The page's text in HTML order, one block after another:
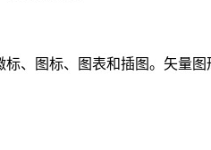
、图标、图表和插图。矢量